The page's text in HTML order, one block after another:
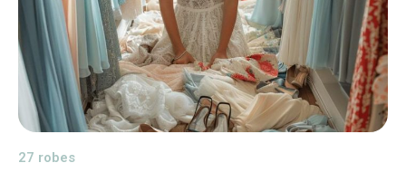
27 robes